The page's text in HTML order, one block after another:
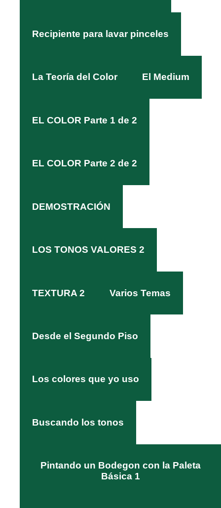
Recipiente para lavar pinceles
La Teoría del Color El Medium
EL COLOR Parte 1 de 2
EL COLOR Parte 2 de 2
DEMOSTRACIÓN
LOS TONOS VALORES 2
TEXTURA 2 Varios Temas
Desde el Segundo Piso
Los colores que yo uso
Buscando los tonos
Pintando un Bodegon con la Paleta
Básica 1